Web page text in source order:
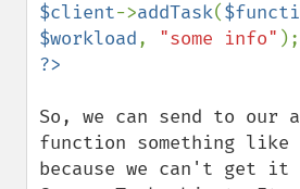
$client->addTask(
$workload, "some info"
So, we can send to our
function something like
because we can't get it